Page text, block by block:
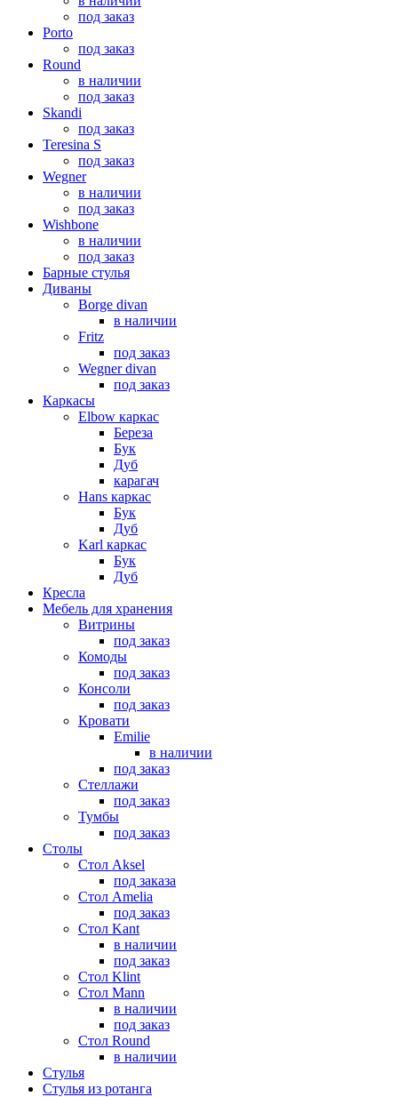
под заказ
Porto
под заказ
Round
в наличии
под заказ
Skandi
под заказ
Teresina S
под заказ
Wegner
в наличии
под заказ
Wishbone
в наличии
под заказ
Барные стулья
Диваны
Borge divan
в наличии
Fritz
под заказ
Wegner divan
под заказ
Каркасы
Elbow каркас
Береза
Бук
Дуб
карагач
Hans каркас
Бук
Дуб
Karl каркас
Бук
Дуб
Кресла
Мебель для хранения
Витрины
под заказ
Комоды
под заказ
Консоли
под заказ
Кровати
Emilie
в наличии
под заказ
Стеллажи
под заказ
Тумбы
под заказ
Столы
Стол Aksel
под заказа
Стол Amelia
под заказ
Стол Kant
в наличии
под заказ
Стол Klint
Стол Mann
в наличии
под заказ
Стол Round
в наличии
Стулья
Стулья из ротанга